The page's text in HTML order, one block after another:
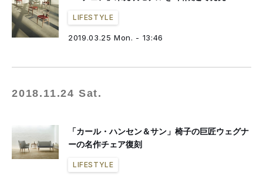
LIFESTYLE
2019.03.25 Mon. - 13:46
2018.11.24 Sat.
「カール・ハンセン＆サン」椅子の巨匠ウェグナ
ーの名作チェア復刻
LIFESTYLE